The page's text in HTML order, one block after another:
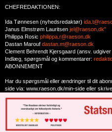
CHEFREDAKTIONEN:
Ida Tønnesen (nyhedsredaktør)
Janus Elmstrøm Lauritsen jel@raeson.dk"
Philippa Rosic philippa.r@raeson.dk
Dastan Marouf dastan.m@raeson.dk
Clement Behrendt Kjersgaard (ansv.
Indlæg, spørgsmål og kommentarer:
ABONNEMENT
Har du spørgsmål eller ændringer til dit
side via: www.raeson.dk/min-side eller skrive